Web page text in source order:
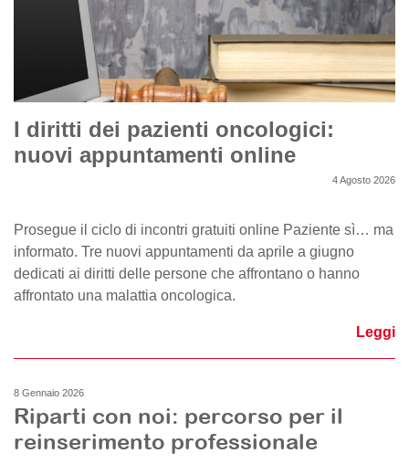
I diritti dei pazienti oncologici:
nuovi appuntamenti online
4 Agosto 2026
Prosegue il ciclo di incontri gratuiti online Paziente sì… ma
informato. Tre nuovi appuntamenti da aprile a giugno
dedicati ai diritti delle persone che affrontano o hanno
affrontato una malattia oncologica.
Leggi
8 Gennaio 2026
Riparti con noi: percorso per il
reinserimento professionale